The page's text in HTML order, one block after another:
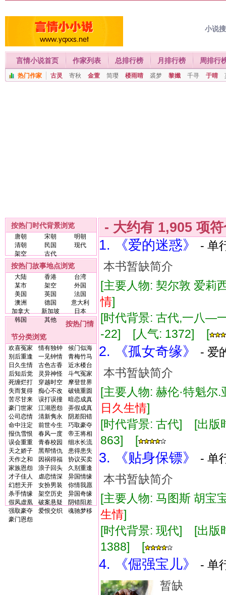
小说
言情小说首页 作家列表 总排行榜 月排行榜 周排行
热门作家 古灵 寄秋 金萱 简璎 楼雨晴 裘梦 黎孅 千寻 于晴
按热门时代背景浏览
唐朝 宋朝
明朝
清朝
民国
现代
架空
古代
按热门故事地点浏览
大陆 香港
台湾
某市
架空
外国
美国
英国
法国
澳洲
德国
意大利
加拿大
新加坡
日本
韩国
其他
按热门情
节分类浏览
欢喜冤家 情有独钟
候门似海
别后重逢
一见钟情
青梅竹马
日久生情
古色古香
近水楼台
后知后觉
灵异神怪
斗气冤家
死缠烂打
穿越时空
摩登世界
失而复得
痴心不改
破镜重圆
苦尽甘来
误打误撞
暗恋成真
豪门世家
江湖恩怨
弄假成真
公司恋情
清新隽永
阴差阳错
命中注定
前世今生
巧取豪夺
报仇雪恨
春风一度
帝王将相
误会重重
青春校园
细水长流
天之娇子
黑帮情仇
患得患失
天作之和
因祸得福
协议买卖
家族恩怨
浪子回头
久别重逢
才子佳人
虐恋情深
异国情缘
幻想天开
女扮男装
你情我愿
杀手情缘
架空历史
异国奇缘
假凤虚凰
破案悬疑
阴错阳差
强取豪夺
爱恨交织
魂驰梦移
豪门恩怨
- 大约有 1,905 项
1. 《爱的迷惑》
- 单
本书暂缺简介
[主要人物: 契尔敦 爱
情]
[时代背景: 古代,一八—
-22] [人气: 1372] [
2. 《孤女奇缘》
- 爱
本书暂缺简介
[主要人物: 赫伦·特魁
日久生情]
[时代背景: 古代] [出
863] [
3. 《贴身保镖》
- 单
本书暂缺简介
[主要人物: 马图斯 胡
生情]
[时代背景: 现代] [出
1388] [
4. 《倔强宝儿》
- 单
暂缺